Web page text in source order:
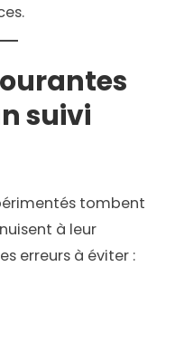
suivi
tombent
à leur
erreurs à éviter :